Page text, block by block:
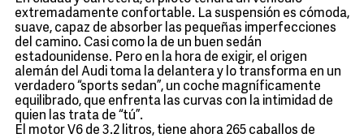
extremadamente confortable. La suspensión es cómoda,
suave, capaz de absorber las pequeñas imperfecciones
del camino. Casi como la de un buen sedán
estadounidense. Pero en la hora de exigir, el origen
alemán del Audi toma la delantera y lo transforma en un
verdadero “sports sedan”, un coche magníficamente
equilibrado, que enfrenta las curvas con la intimidad de
quien las trata de “tú”.
El motor V6 de 3.2 litros, tiene ahora 265 caballos de